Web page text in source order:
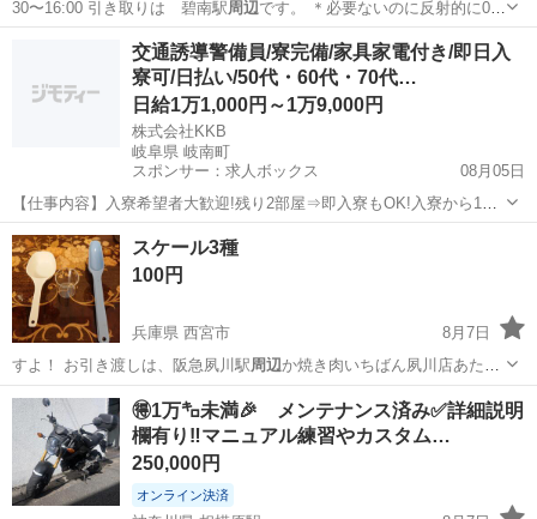
30〜16:00 引き取りは 碧南駅周辺 です。 ＊必要ないのに反射的に0円
商…
碧南駅 テーブル DIY
交通誘導警備員/寮完備/家具家電付き/即日入
寮可/日払い/50代・60代・70代…
日給1万1,000円～1万9,000円
株式会社KKB
岐阜県 岐南町
スポンサー：求人ボックス
08月05日
【仕事内容】入寮希望者大歓迎!残り2部屋⇒即入寮もOK!入寮から1ヶ
月間寮費無料 最大日給19,000円も可! <募集情報> 即入寮も可能です!
入寮希望者大歓迎 残り<3部屋>なのでご応募はお早めに! 入寮から1ヶ
月間は寮費も無...
アルバイト・パート
スケール3種
100円
兵庫県 西宮市
8月7日
すよ！ お引き渡しは、阪急夙川駅周辺か焼き肉いちばん夙川店あたり
でお願いし…
兵庫 西宮市 調理器具
🉐1万㌔未満🎉 メンテナンス済み✅️詳細説明
欄有り‼️マニュアル練習やカスタム…
250,000円
オンライン決済